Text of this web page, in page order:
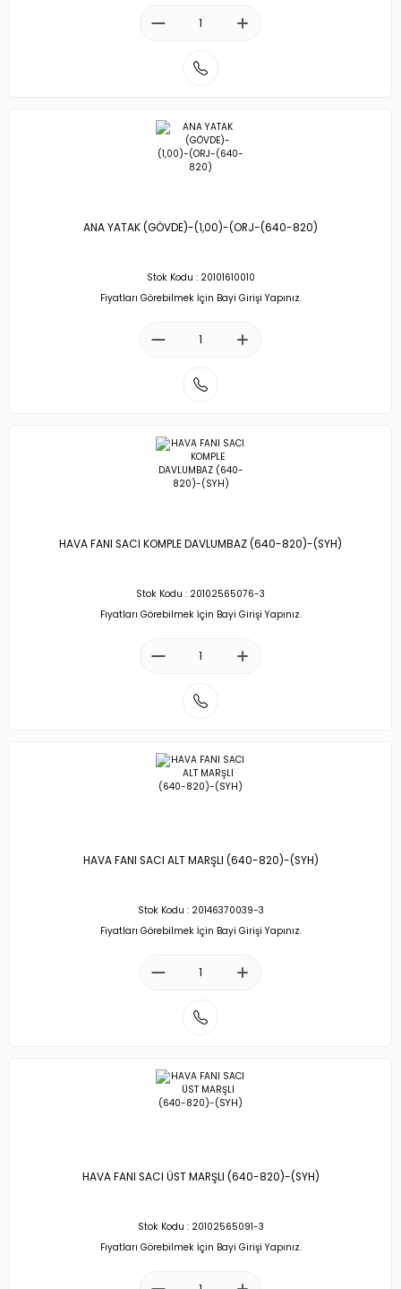
ANA YATAK (GÖVDE)-(1,00)-(ORJ-(640-820)
Stok Kodu : 20101610010
Fiyatları Görebilmek İçin Bayi Girişi Yapınız.
HAVA FANI SACI KOMPLE DAVLUMBAZ (640-820)-(SYH)
Stok Kodu : 20102565076-3
Fiyatları Görebilmek İçin Bayi Girişi Yapınız.
HAVA FANI SACI ALT MARŞLI (640-820)-(SYH)
Stok Kodu : 20146370039-3
Fiyatları Görebilmek İçin Bayi Girişi Yapınız.
HAVA FANI SACI ÜST MARŞLI (640-820)-(SYH)
Stok Kodu : 20102565091-3
Fiyatları Görebilmek İçin Bayi Girişi Yapınız.